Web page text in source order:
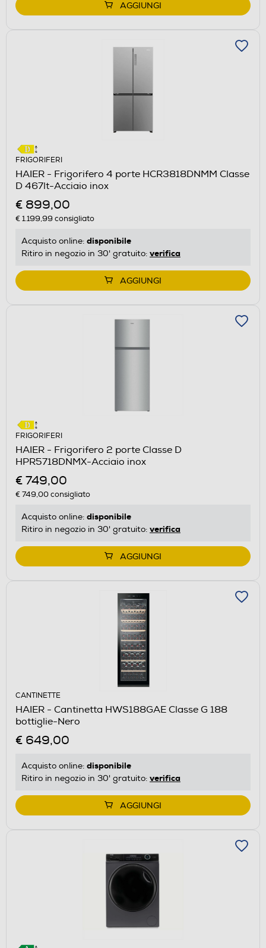
AGGIUNGI
FRIGORIFERI
HAIER - Frigorifero 4 porte HCR3818DNMM Classe
D 467lt-Acciaio inox
€ 899,00
€ 1.199,99 consigliato
Acquisto online: disponibile
Ritiro in negozio in 30' gratuito: verifica
AGGIUNGI
FRIGORIFERI
HAIER - Frigorifero 2 porte Classe D
HPR5718DNMX-Acciaio inox
€ 749,00
€ 749,00consigliato
Acquisto online: disponibile
Ritiro in negozio in 30' gratuito: verifica
AGGIUNGI
CANTINETTE
HAIER - Cantinetta HWS188GAE Classe G 188
bottiglie-Nero
€ 649,00
Acquisto online: disponibile
Ritiro in negozio in 30' gratuito: verifica
AGGIUNGI